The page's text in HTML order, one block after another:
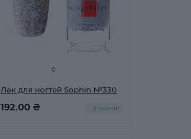
0
Лак для ногтей Sophin №330
192.00 ₴ В наличии